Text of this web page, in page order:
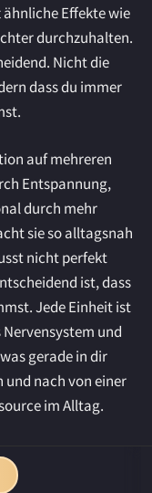
Effekte wie
durchzuhalten.
Nicht die
dass du immer
auf mehreren
Entspannung,
durch mehr
sie so alltagsnah
nicht perfekt
ist, dass
Jede Einheit ist
und
gerade in dir
nach von einer
im Alltag.